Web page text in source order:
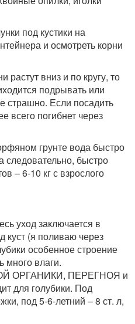
под кустики на
и осмотреть корни
вниз и по кругу, то
подрывать или
страшно. Если посадить
всего погибнет через
грунте вода быстро
следовательно, быстро
– 6-10 кг с взрослого
уход заключается в
куст (я поливаю через
особенное строение
много влаги.
ОРГАНИКИ, ПЕРЕГНОЯ и
для голубики. Под
под 5-6-летний – 8 ст. л,